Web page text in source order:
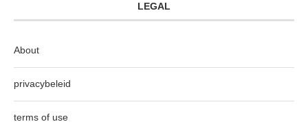
LEGAL
About
privacybeleid
terms of use